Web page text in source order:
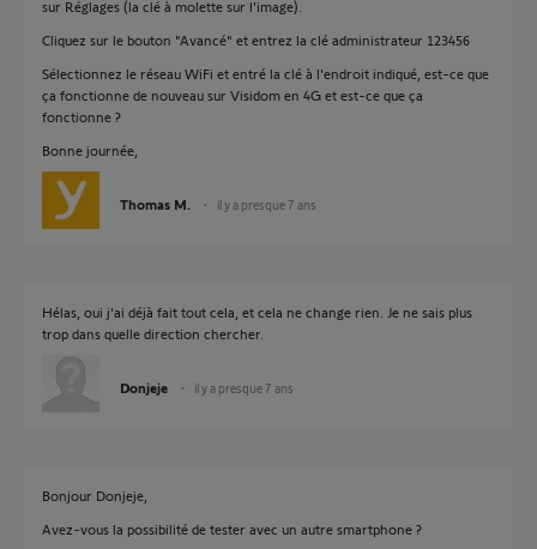
sur Réglages (la clé à molette sur l'image).
Cliquez sur le bouton "Avancé" et entrez la clé administrateur 123456
Sélectionnez le réseau WiFi et entré la clé à l'endroit indiqué, est-ce que
ça fonctionne de nouveau sur Visidom en 4G et est-ce que ça
fonctionne ?
Bonne journée,
Thomas M. il y a presque 7 ans
Hélas, oui j'ai déjà fait tout cela, et cela ne change rien. Je ne sais plus
trop dans quelle direction chercher.
Donjeje il y a presque 7 ans
Bonjour Donjeje,
Avez-vous la possibilité de tester avec un autre smartphone ?